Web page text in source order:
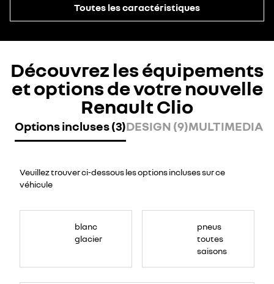
Toutes les caractéristiques
Découvrez les équipements
et options de votre nouvelle
Renault Clio
Options incluses (3)DESIGN (9)MULTIMEDIA
Veuillez trouver ci-dessous les options incluses sur ce
véhicule
blanc
glacier
pneus
toutes
saisons